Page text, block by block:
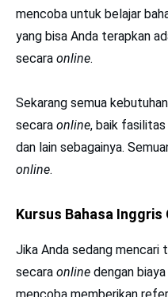
mencoba untuk belajar
yang bisa Anda terapkan
secara online.
Sekarang semua
secara online, baik fasilitas
dan lain sebagainya.
online.
Kursus Bahasa Inggris
Jika Anda sedang mencari
secara online dengan